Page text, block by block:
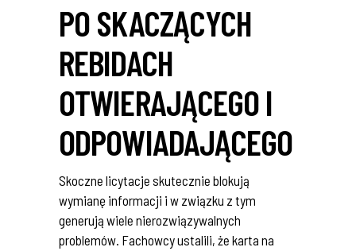
PO SKACZĄCYCH
REBIDACH
OTWIERAJĄCEGO I
ODPOWIADAJĄCEGO
Skoczne licytacje skutecznie blokują
wymianę informacji i w związku z tym
generują wiele nierozwiązywalnych
problemów. Fachowcy ustalili, że karta na